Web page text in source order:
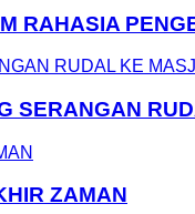
RAHASIA
SERANGAN
ZAMAN